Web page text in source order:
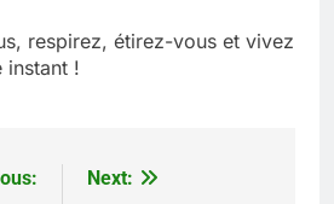
respirez, étirez-vous et vivez
instant !
Next: